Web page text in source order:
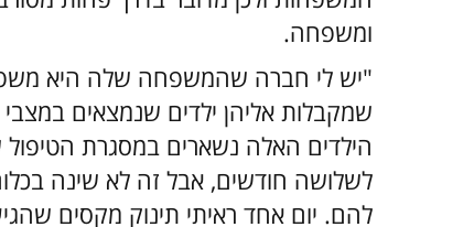
ומשפחה.
"יש לי חברה שהמשפחה שלה היא
שמקבלות אליהן ילדים שנמצאים במצבי
הילדים האלה נשארים במסגרת
לשלושה חודשים, אבל זה לא שינה
להם. יום אחד ראיתי תינוק מקסים